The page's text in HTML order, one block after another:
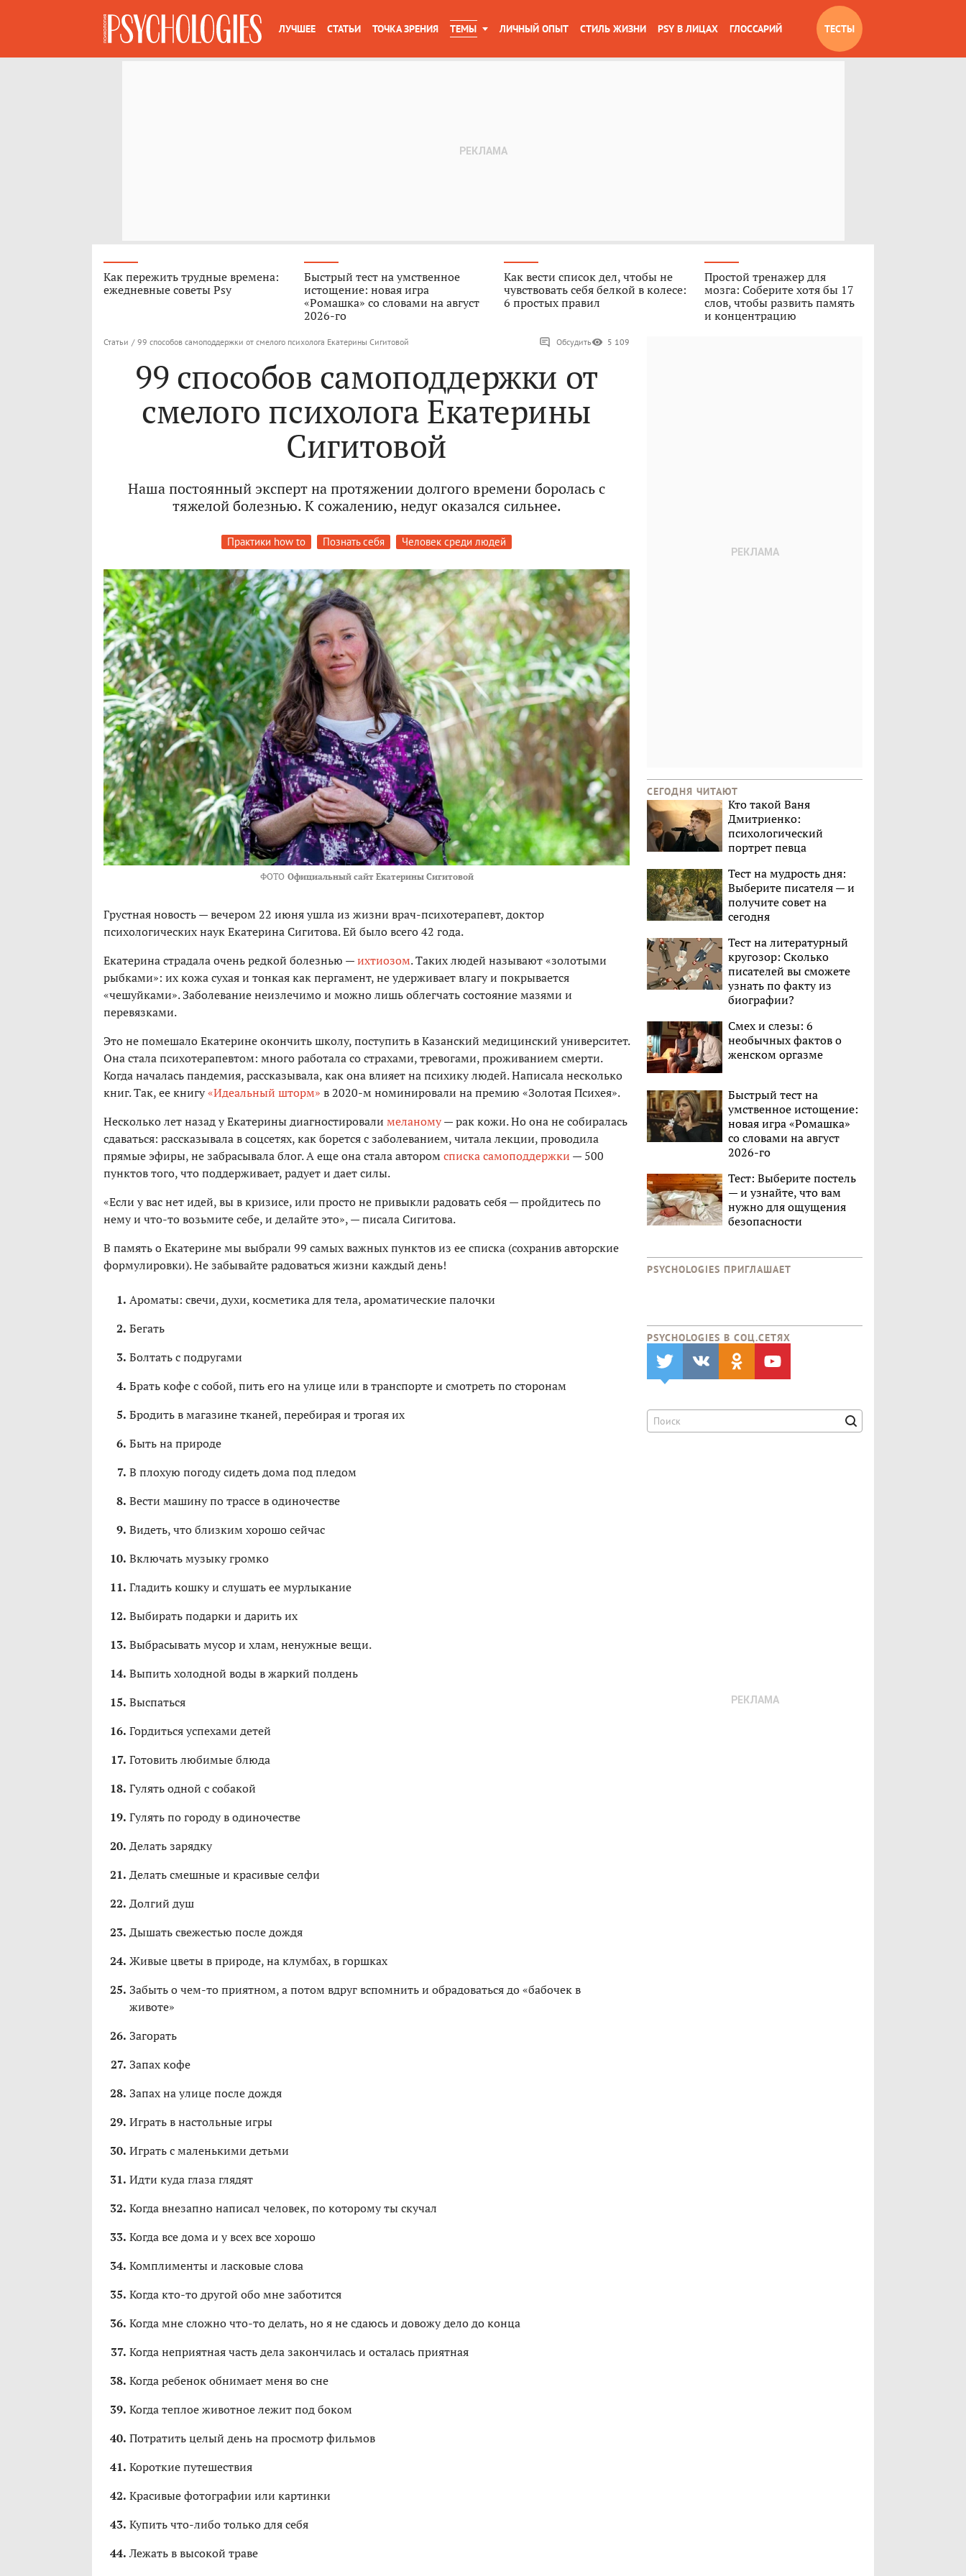
ЛУЧШЕЕ СТАТЬИ ТОЧКА ЗРЕНИЯ ТЕМЫ ЛИЧНЫЙ ОПЫТ СТИЛЬ ЖИЗНИ PSY В ЛИЦАХ ГЛОССАРИЙ ТЕСТЫ
Как пережить трудные времена:
ежедневные советы Psy
Быстрый тест на умственное
истощение: новая игра
«Ромашка» со словами на август
2026-го
Как вести список дел, чтобы не
чувствовать себя белкой в колесе:
6 простых правил
Простой тренажер для
мозга: Соберите хотя бы 17
слов, чтобы развить память
и концентрацию
Статьи / 99 способов самоподдержки от смелого психолога Екатерины Сигитовой Обсудить 5 109
99 способов самоподдержки от
смелого психолога Екатерины
Сигитовой
Наша постоянный эксперт на протяжении долгого времени боролась с
тяжелой болезнью. К сожалению, недуг оказался сильнее.
Практики how to Познать себя Человек среди людей
ФОТО Официальный сайт Екатерины Сигитовой
Грустная новость — вечером 22 июня ушла из жизни врач-психотерапевт, доктор
психологических наук Екатерина Сигитова. Ей было всего 42 года.
Екатерина страдала очень редкой болезнью —ихтиозом. Таких людей называют «золотыми
рыбками»: их кожа сухая и тонкая как пергамент, не удерживает влагу и покрывается
«чешуйками». Заболевание неизлечимо и можно лишь облегчать состояние мазями и
перевязками.
Это не помешало Екатерине окончить школу, поступить в Казанский медицинский университет.
Она стала психотерапевтом: много работала со страхами, тревогами, проживанием смерти.
Когда началась пандемия, рассказывала, как она влияет на психику людей. Написала несколько
книг. Так, ее книгу«Идеальный шторм» в 2020-м номинировали на премию «Золотая Психея».
Несколько лет назад у Екатерины диагностировали меланому— рак кожи. Но она не собиралась
сдаваться: рассказывала в соцсетях, как борется с заболеванием, читала лекции, проводила
прямые эфиры, не забрасывала блог. А еще она стала авторомсписка самоподдержки — 500
пунктов того, что поддерживает, радует и дает силы.
«Если у вас нет идей, вы в кризисе, или просто не привыкли радовать себя — пройдитесь по
нему и что-то возьмите себе, и делайте это», — писала Сигитова.
В память о Екатерине мы выбрали 99 самых важных пунктов из ее списка (сохранив авторские
формулировки). Не забывайте радоваться жизни каждый день!
Ароматы: свечи, духи, косметика для тела, ароматические палочки
Бегать
Болтать с подругами
Брать кофе с собой, пить его на улице или в транспорте и смотреть по сторонам
Бродить в магазине тканей, перебирая и трогая их
Быть на природе
В плохую погоду сидеть дома под пледом
Вести машину по трассе в одиночестве
Видеть, что близким хорошо сейчас
Включать музыку громко
Гладить кошку и слушать ее мурлыкание
Выбирать подарки и дарить их
Выбрасывать мусор и хлам, ненужные вещи.
Выпить холодной воды в жаркий полдень
Выспаться
Гордиться успехами детей
Готовить любимые блюда
Гулять одной с собакой
Гулять по городу в одиночестве
Делать зарядку
Делать смешные и красивые селфи
Долгий душ
Дышать свежестью после дождя
Живые цветы в природе, на клумбах, в горшках
Забыть о чем-то приятном, а потом вдруг вспомнить и обрадоваться до «бабочек в
животе»
Загорать
Запах кофе
Запах на улице после дождя
Играть в настольные игры
Играть с маленькими детьми
Идти куда глаза глядят
Когда внезапно написал человек, по которому ты скучал
Когда все дома и у всех все хорошо
Комплименты и ласковые слова
Когда кто-то другой обо мне заботится
Когда мне сложно что-то делать, но я не сдаюсь и довожу дело до конца
Когда неприятная часть дела закончилась и осталась приятная
Когда ребенок обнимает меня во сне
Когда теплое животное лежит под боком
Потратить целый день на просмотр фильмов
Короткие путешествия
Красивые фотографии или картинки
Купить что-либо только для себя
Лежать в высокой траве
СЕГОДНЯ ЧИТАЮТ
Кто такой Ваня
Дмитриенко:
психологический
портрет певца
Тест на мудрость дня:
Выберите писателя — и
получите совет на
сегодня
Тест на литературный
кругозор: Сколько
писателей вы сможете
узнать по факту из
биографии?
Смех и слезы: 6
необычных фактов о
женском оргазме
Быстрый тест на
умственное истощение:
новая игра «Ромашка»
со словами на август
2026-го
Тест: Выберите постель
— и узнайте, что вам
нужно для ощущения
безопасности
PSYCHOLOGIES ПРИГЛАШАЕТ
PSYCHOLOGIES В CОЦ.СЕТЯХ